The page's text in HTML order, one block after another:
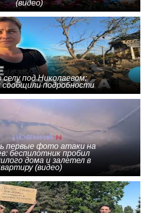
(видео)
селу под Николаевом:
сообщили подробности
первые фото атаки на
беспилотник пробил
дома и залетел в
(видео)